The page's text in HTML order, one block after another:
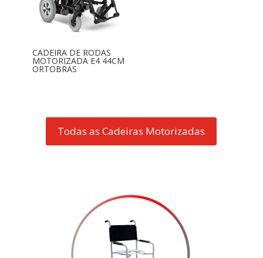
CADEIRA DE RODAS
MOTORIZADA E4 44CM
ORTOBRAS
Todas as Cadeiras Motorizadas